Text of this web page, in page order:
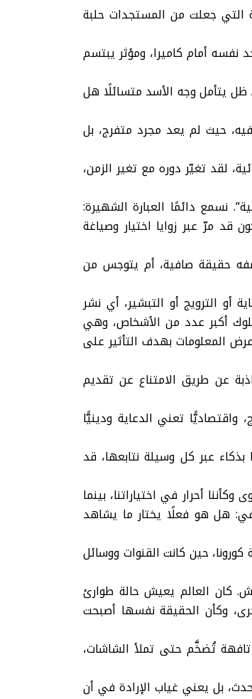
التي جعلت من المستجدات حلبة
نفسه أمام كاميرا، ومؤثر يبتسم
ظل يتأمل وجه الأسد متسائلًا هل
حيث لم يعد مجرد متفرج، بل
لقد تغيّر دوره مع تغير الزمن،
نسمع دائمًا العبارة الشهيرة:
قد مرّ عبر زوايا اختيار وصياغة
حقيقة صافية، أم يتوجس من
أو الترويج أو التبشير، أي نشر
أكبر عدد من الأشخاص، وهي
المعلومات بهدف التأثير على
عن طريق الامتناع عن تقديم
تعني الدعاية ودينيًّا
عبر كل وسيلة نتابعها، قد
أحرار في اختياراتنا، بينما
هل هو فعلًا يختار ما يشاهد
حين كانت القنوات ووسائل
كان العالم يعيش حالة طوارئ
وكأن الحقيقة نفسها أصبحت
تافهة تُضخَّم حتى تملأ الشاشات،
بل يعني غياب الإرادة في أن